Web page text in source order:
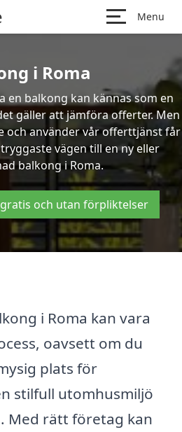
Menu
i Roma
en balkong kan kännas som en
gäller att jämföra offerter. Men
och använder vår offerttjänst får
vägen till en ny eller
balkong i Roma.
och utan förpliktelser
i Roma kan vara
oavsett om du
plats för
stilfull utomhusmiljö
Med rätt företag kan